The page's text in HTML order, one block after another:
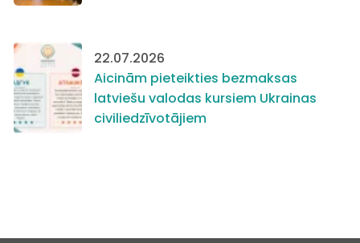
22.07.2026
Aicinām pieteikties bezmaksas
latviešu valodas kursiem Ukrainas
civiliedzīvotājiem